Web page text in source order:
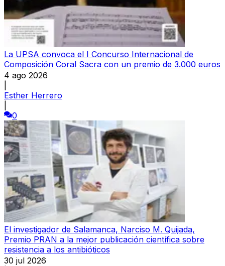
La UPSA convoca el I Concurso Internacional de
Composición Coral Sacra con un premio de 3.000 euros
4 ago 2026
Esther Herrero
0
El investigador de Salamanca, Narciso M. Quijada,
Premio PRAN a la mejor publicación científica sobre
resistencia a los antibióticos
30 jul 2026